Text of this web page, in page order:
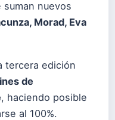
nuevos
Morad, Eva
tercera edición
de
, haciendo posible
al 100%.